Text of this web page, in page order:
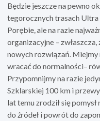
Będzie jeszcze na pewno
tegorocznych trasach
Porębie, ale na razie
organizacyjne – zwłaszcza,
nowych rozwiązań.
wracać do normalności–
Przypomnijmy na razie
Szklarskiej 100 km i
lat temu zrodził się
do źródeł i powrót do